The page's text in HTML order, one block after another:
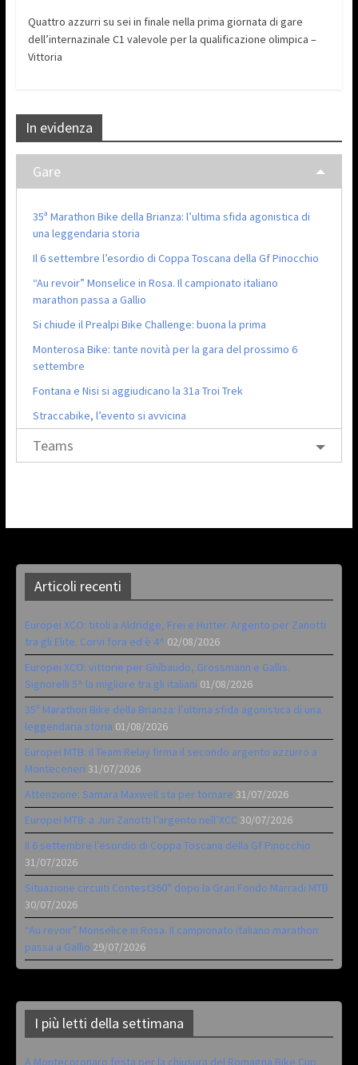
Quattro azzurri su sei in finale nella prima giornata di gare
dell’internazinale C1 valevole per la qualificazione olimpica –
Vittoria
In evidenza
Gare
35ª Marathon Bike della Brianza: l’ultima sfida agonistica di
una leggendaria storia
Il 6 settembre l’esordio di Coppa Toscana della Gf Pinocchio
“Au revoir” Monselice in Rosa. Il campionato italiano
marathon passa a Gallio
Si chiude il Prealpi Bike Challenge: buona la prima
Monterosa Bike: tante novità per la gara del prossimo 6
settembre
Fontana e Nisi si aggiudicano la 31a Troi Trek
Straccabike, l’evento si avvicina
Teams
Articoli recenti
Europei XCO: titoli a Aldridge, Frei e Hutter. Argento per Zanotti
tra gli Elite. Corvi fora ed è 4^ 02/08/2026
Europei XCO: vittorie per Ghibaudo, Grossmann e Gallis.
Signorelli 5^ la migliore tra gli italiani 01/08/2026
35ª Marathon Bike della Brianza: l’ultima sfida agonistica di una
leggendaria storia 01/08/2026
Europei MTB: il Team Relay firma il secondo argento azzurro a
Monteceneri 31/07/2026
Attenzione: Samara Maxwell sta per tornare 31/07/2026
Europei MTB: a Juri Zanotti l’argento nell’XCC 30/07/2026
Il 6 settembre l’esordio di Coppa Toscana della Gf Pinocchio
31/07/2026
Situazione circuiti Contest360° dopo la Gran Fondo Marradi MTB
30/07/2026
“Au revoir” Monselice in Rosa. Il campionato italiano marathon
passa a Gallio 29/07/2026
I più letti della settimana